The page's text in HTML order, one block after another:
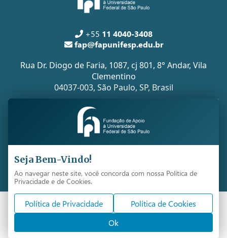
+55 11 4040-3408
fap@fapunifesp.edu.br
Rua Dr. Diogo de Faria, 1087, cj 801, 8° Andar, Vila
Clementino
04037-003, São Paulo, SP, Brasil
Todos os direitos reservados -
Desenvolvido por Imagenet Tecnologia
Seja Bem-Vindo!
Ao navegar neste site, você concorda com nossa Política de
Privacidade e de Cookies.
Política de Privacidade
Política de Cookies
Ok